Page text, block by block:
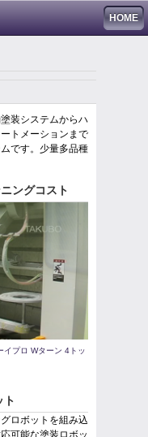
HOME
装システムからハ
トメーションまで
です。少量多品種
ングコスト
プロ Wターン 4トッ
ト
ロボットを組み込
可能な塗装ロボッ